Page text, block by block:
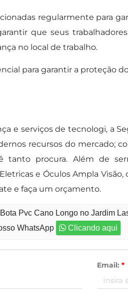
regularmente para
que seus
no local de trabalho.
para garantir a proteção
e serviços de tecnologi, a
recursos do mercado;
procura. Além de
e Óculos Ampla
e faça um orçamento.
Pvc Cano Longo no Jardim
WhatsApp Clicando aqui
Email: *